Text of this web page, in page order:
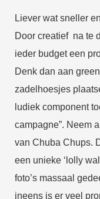
Liever wat sneller
Door creatief na te
ieder budget een
Denk dan aan
zadelhoesjes
ludiek component
campagne”. Neem
van Chuba Chups.
een unieke ‘lolly
foto’s massaal
ineens is er veel